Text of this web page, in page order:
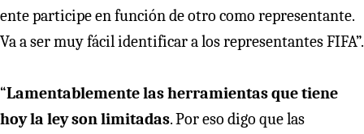
ente participe en función de otro como representante.
Va a ser muy fácil identificar a los representantes FIFA”.
“Lamentablemente las herramientas que tiene
hoy la ley son limitadas. Por eso digo que las